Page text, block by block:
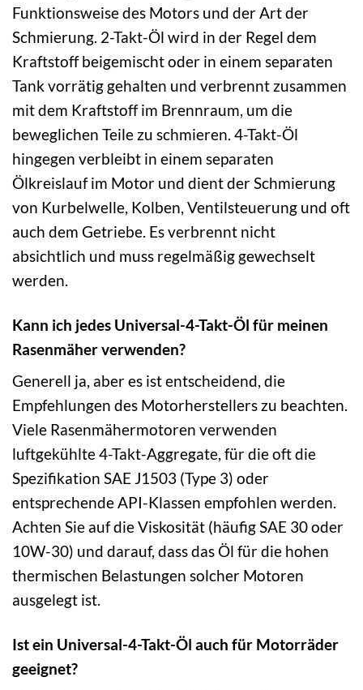
Funktionsweise des Motors und der Art der
Schmierung. 2-Takt-Öl wird in der Regel dem
Kraftstoff beigemischt oder in einem separaten
Tank vorrätig gehalten und verbrennt zusammen
mit dem Kraftstoff im Brennraum, um die
beweglichen Teile zu schmieren. 4-Takt-Öl
hingegen verbleibt in einem separaten
Ölkreislauf im Motor und dient der Schmierung
von Kurbelwelle, Kolben, Ventilsteuerung und oft
auch dem Getriebe. Es verbrennt nicht
absichtlich und muss regelmäßig gewechselt
werden.
Kann ich jedes Universal-4-Takt-Öl für meinen
Rasenmäher verwenden?
Generell ja, aber es ist entscheidend, die
Empfehlungen des Motorherstellers zu beachten.
Viele Rasenmähermotoren verwenden
luftgekühlte 4-Takt-Aggregate, für die oft die
Spezifikation SAE J1503 (Type 3) oder
entsprechende API-Klassen empfohlen werden.
Achten Sie auf die Viskosität (häufig SAE 30 oder
10W-30) und darauf, dass das Öl für die hohen
thermischen Belastungen solcher Motoren
ausgelegt ist.
Ist ein Universal-4-Takt-Öl auch für Motorräder
geeignet?